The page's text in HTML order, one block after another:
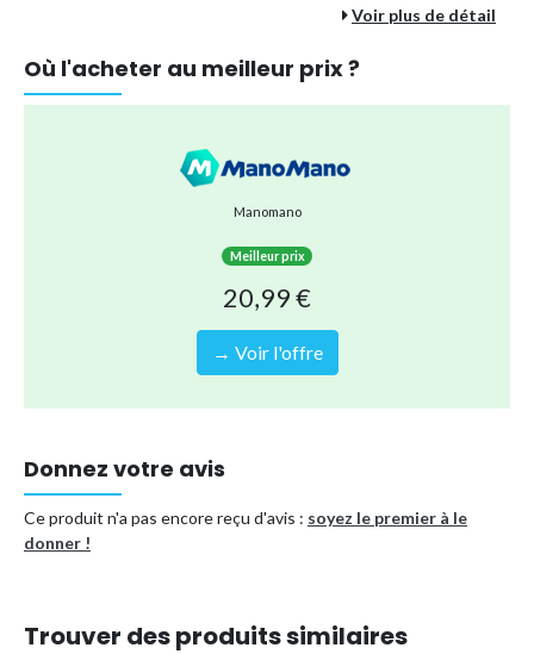
cm, ce qui est fait sur mesure pour les enfants âgés de 1 à 12 ans.
C'est un outil parfait pour aider les débutants à apprendre à
pneumatique est confortable et facile à adapter à la forme
design mignon et un motif mignon, qui peut être bien adapté au
confiance dans l'eau. Il y a de beaux motifs.
Bouée, brassière
Voir plus de détail
Où l'acheter au meilleur prix ?
Manomano
Meilleur prix
20,99 €
→ Voir l'offre
Donnez votre avis
Ce produit n'a pas encore reçu d'avis : soyez le premier à le
donner !
Trouver des produits similaires